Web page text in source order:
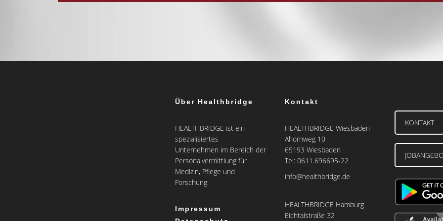
Über Healthbridge
HEALTHBRIDGE ist ein
spezialisiertes
Unternehmen im Bereich der
Personalvermittlung für
Medizin, Pflege und
Forschung.
Impressum
Kontakt
HEALTHBRIDGE Wiesbaden
Ahornweg 10
65193 Wiesbaden
Tel: 0611.696695-22
info@healthbridge.de
HEALTHBRIDGE Hamburg
Eichtalstraße 32
KONTAKT